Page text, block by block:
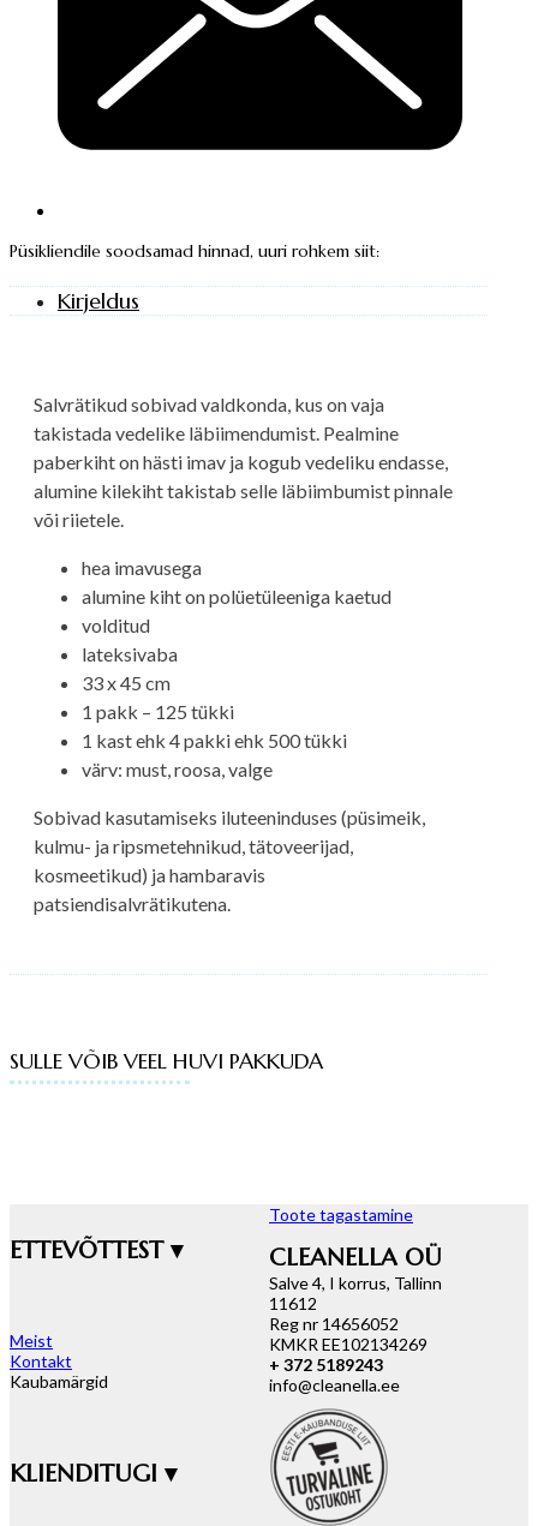
Püsikliendile soodsamad hinnad, uuri rohkem siit:
Kirjeldus
Salvrätikud sobivad valdkonda, kus on vaja
takistada vedelike läbiimendumist. Pealmine
paberkiht on hästi imav ja kogub vedeliku endasse,
alumine kilekiht takistab selle läbiimbumist pinnale
või riietele.
hea imavusega
alumine kiht on polüetüleeniga kaetud
volditud
lateksivaba
33 x 45 cm
1 pakk – 125 tükki
1 kast ehk 4 pakki ehk 500 tükki
värv: must, roosa, valge
Sobivad kasutamiseks iluteeninduses (püsimeik,
kulmu- ja ripsmetehnikud, tätoveerijad,
kosmeetikud) ja hambaravis
patsiendisalvrätikutena.
SULLE VÕIB VEEL HUVI PAKKUDA
ETTEVÕTTEST ▾
Meist
Kontakt
Kaubamärgid
KLIENDITUGI ▾
Toote tagastamine
CLEANELLA OÜ
Salve 4, I korrus, Tallinn
11612
Reg nr 14656052
KMKR EE102134269
+ 372 5189243
info@cleanella.ee